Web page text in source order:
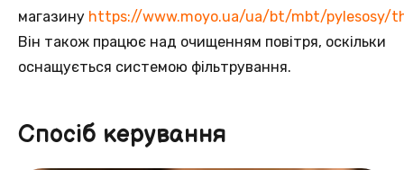
магазину https://www.moyo.ua/ua/bt/mbt/pylesosy/
Він також працює над очищенням повітря, оскільки
оснащується системою фільтрування.
Спосіб керування